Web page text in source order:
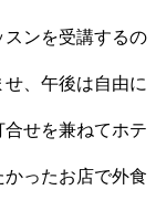
ンを受講するの
、午後は自由に
せを兼ねてホテ
ったお店で外食